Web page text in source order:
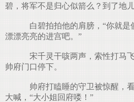
碧，将军不是归心似箭么？到了地
白碧拍拍他的肩膀，“你就是
漂漂亮亮的进宫吧。”
宋千灵干咳两声，索性打马
帅府门口停下。
帅府打瞌睡的守卫被惊醒，
大喊，“大小姐回府喽！”